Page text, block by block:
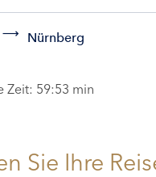
Nürnberg
Zeit: 59:52 min
Sie Ihre